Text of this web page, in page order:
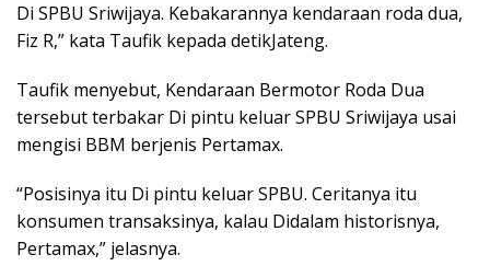
Di SPBU Sriwijaya. Kebakarannya kendaraan roda dua,
Fiz R,” kata Taufik kepada detikJateng.
Taufik menyebut, Kendaraan Bermotor Roda Dua
tersebut terbakar Di pintu keluar SPBU Sriwijaya usai
mengisi BBM berjenis Pertamax.
“Posisinya itu Di pintu keluar SPBU. Ceritanya itu
konsumen transaksinya, kalau Didalam historisnya,
Pertamax,” jelasnya.